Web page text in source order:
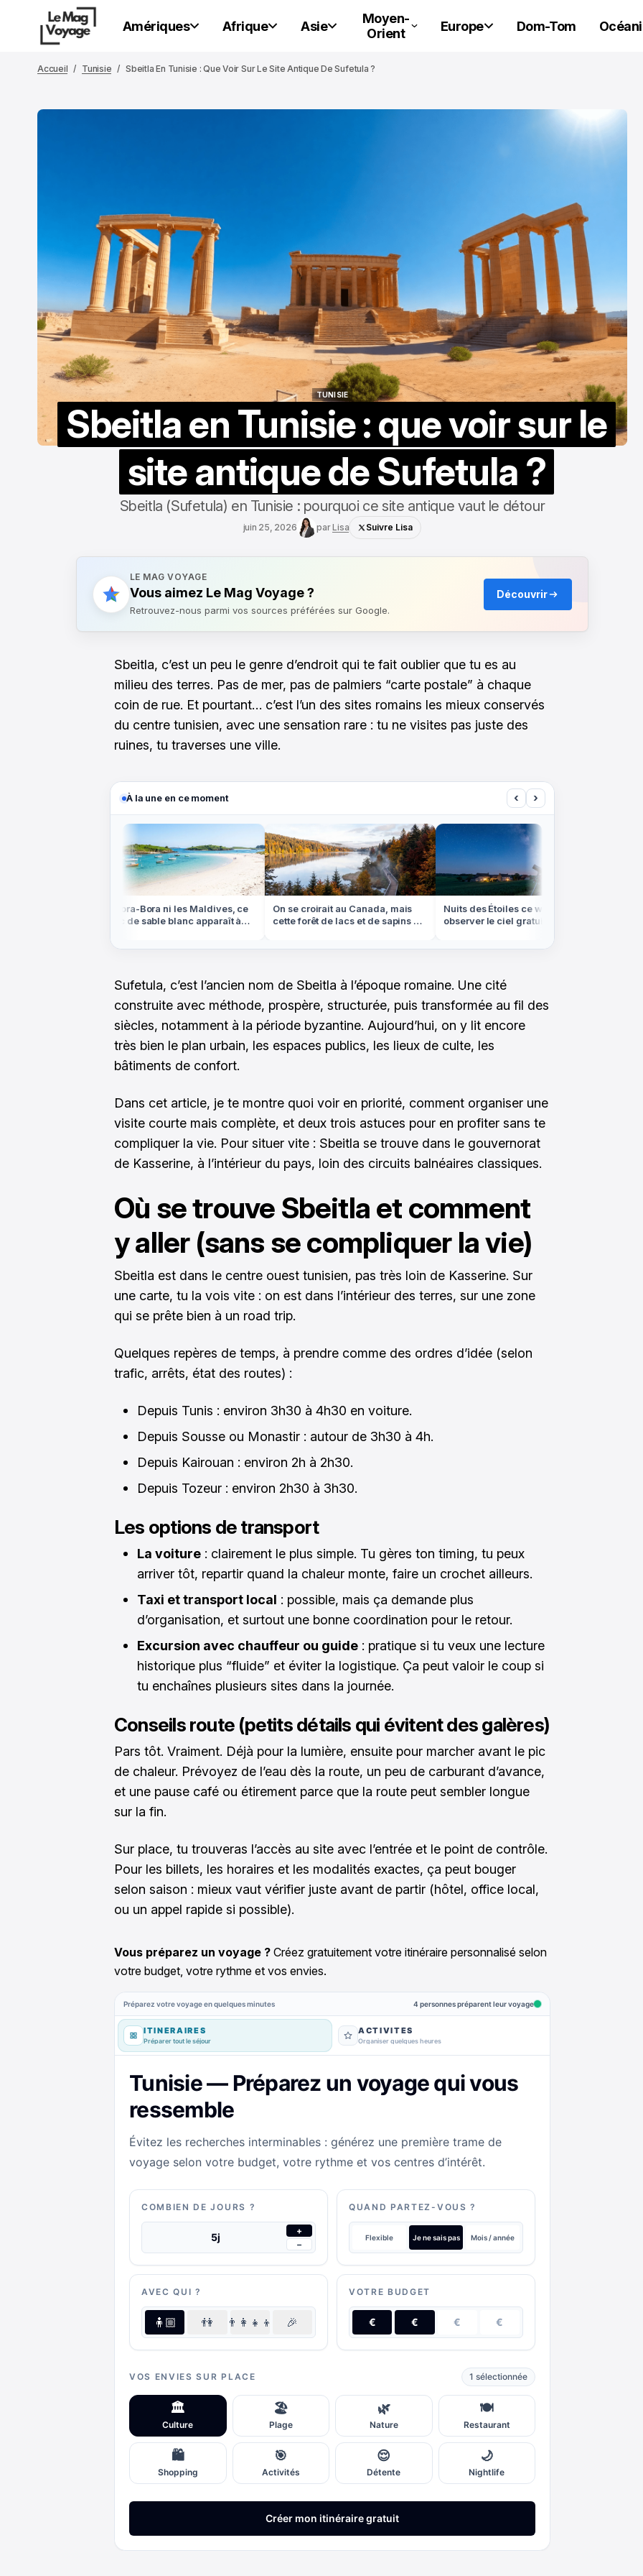
Amériques Afrique Asie
Moyen-
Orient
Europe Dom-Tom
Accueil Tunisie Sbeitla En Tunisie : Que Voir Sur Le Site Antique De Sufetula ?
TUNISIE
Sbeitla en Tunisie : que voir sur le
site antique de Sufetula ?
Sbeitla (Sufetula) en Tunisie : pourquoi ce site antique vaut le détour
juin 25, 2026 parLisa Suivre Lisa
LE MAG VOYAGE
Vous aimez Le Mag Voyage ?
Retrouvez-nous parmi vos sources préférées sur Google.
Découvrir
Sbeitla, c’est un peu le genre d’endroit qui te fait oublier que tu es au
milieu des terres. Pas de mer, pas de palmiers “carte postale” à chaque
coin de rue. Et pourtant… c’est l’un des sites romains les mieux conservés
du centre tunisien, avec une sensation rare : tu ne visites pas juste des
ruines, tu traverses une ville.
À la une en ce moment ‹ ›
Ni Bora-Bora ni les Maldives, ce
banc de sable blanc apparaît à
On se croirait au Canada, mais
cette forêt de lacs et de sapins est
Nuits des Étoiles ce week-end: où
observer le ciel gratuitement
Sufetula, c’est l’ancien nom de Sbeitla à l’époque romaine. Une cité
construite avec méthode, prospère, structurée, puis transformée au fil des
siècles, notamment à la période byzantine. Aujourd’hui, on y lit encore
très bien le plan urbain, les espaces publics, les lieux de culte, les
bâtiments de confort.
Dans cet article, je te montre quoi voir en priorité, comment organiser une
visite courte mais complète, et deux trois astuces pour en profiter sans te
compliquer la vie. Pour situer vite : Sbeitla se trouve dans le gouvernorat
de Kasserine, à l’intérieur du pays, loin des circuits balnéaires classiques.
Où se trouve Sbeitla et comment
y aller (sans se compliquer la vie)
Sbeitla est dans le centre ouest tunisien, pas très loin de Kasserine. Sur
une carte, tu la vois vite : on est dans l’intérieur des terres, sur une zone
qui se prête bien à un road trip.
Quelques repères de temps, à prendre comme des ordres d’idée (selon
trafic, arrêts, état des routes) :
Depuis Tunis : environ 3h30 à 4h30 en voiture.
Depuis Sousse ou Monastir : autour de 3h30 à 4h.
Depuis Kairouan : environ 2h à 2h30.
Depuis Tozeur : environ 2h30 à 3h30.
Les options de transport
La voiture : clairement le plus simple. Tu gères ton timing, tu peux
arriver tôt, repartir quand la chaleur monte, faire un crochet ailleurs.
Taxi et transport local : possible, mais ça demande plus
d’organisation, et surtout une bonne coordination pour le retour.
Excursion avec chauffeur ou guide : pratique si tu veux une lecture
historique plus “fluide” et éviter la logistique. Ça peut valoir le coup si
tu enchaînes plusieurs sites dans la journée.
Conseils route (petits détails qui évitent des galères)
Pars tôt. Vraiment. Déjà pour la lumière, ensuite pour marcher avant le pic
de chaleur. Prévoyez de l’eau dès la route, un peu de carburant d’avance,
et une pause café ou étirement parce que la route peut sembler longue
sur la fin.
Sur place, tu trouveras l’accès au site avec l’entrée et le point de contrôle.
Pour les billets, les horaires et les modalités exactes, ça peut bouger
selon saison : mieux vaut vérifier juste avant de partir (hôtel, office local,
ou un appel rapide si possible).
Vous préparez un voyage ? Créez gratuitement votre itinéraire personnalisé selon
votre budget, votre rythme et vos envies.